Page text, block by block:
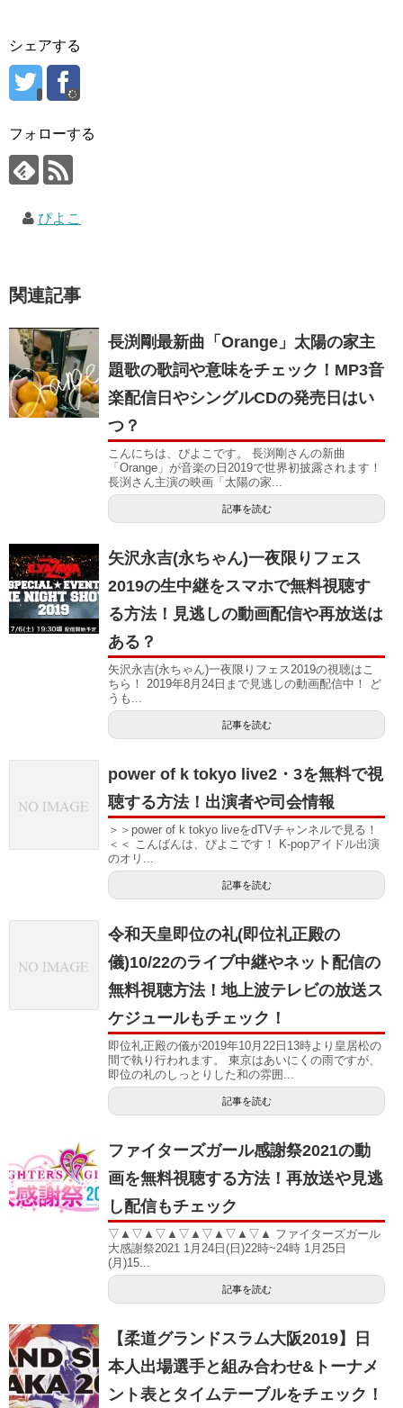
シェアする
フォローする
ぴよこ
関連記事
長渕剛最新曲「Orange」太陽の家主
題歌の歌詞や意味をチェック！MP3音
楽配信日やシングルCDの発売日はい
つ？
こんにちは、ぴよこです。 長渕剛さんの新曲
「Orange」が音楽の日2019で世界初披露されます！
長渕さん主演の映画「太陽の家...
記事を読む
矢沢永吉(永ちゃん)一夜限りフェス
2019の生中継をスマホで無料視聴す
る方法！見逃しの動画配信や再放送は
ある？
矢沢永吉(永ちゃん)一夜限りフェス2019の視聴はこ
ちら！ 2019年8月24日まで見逃しの動画配信中！ ど
うも...
記事を読む
power of k tokyo live2・3を無料で視
聴する方法！出演者や司会情報
＞＞power of k tokyo liveをdTVチャンネルで見る！
＜＜ こんばんは、ぴよこです！ K-popアイドル出演
のオリ...
記事を読む
令和天皇即位の礼(即位礼正殿の
儀)10/22のライブ中継やネット配信の
無料視聴方法！地上波テレビの放送ス
ケジュールもチェック！
即位礼正殿の儀が2019年10月22日13時より皇居松の
間で執り行われます。 東京はあいにくの雨ですが、
即位の礼のしっとりした和の雰囲...
記事を読む
ファイターズガール感謝祭2021の動
画を無料視聴する方法！再放送や見逃
し配信もチェック
▽▲▽▲▽▲▽▲▽▲▽▲▽▲ ファイターズガール
大感謝祭2021 1月24日(日)22時~24時 1月25日
(月)15...
記事を読む
【柔道グランドスラム大阪2019】日
本人出場選手と組み合わせ&トーナメ
ント表とタイムテーブルをチェック！